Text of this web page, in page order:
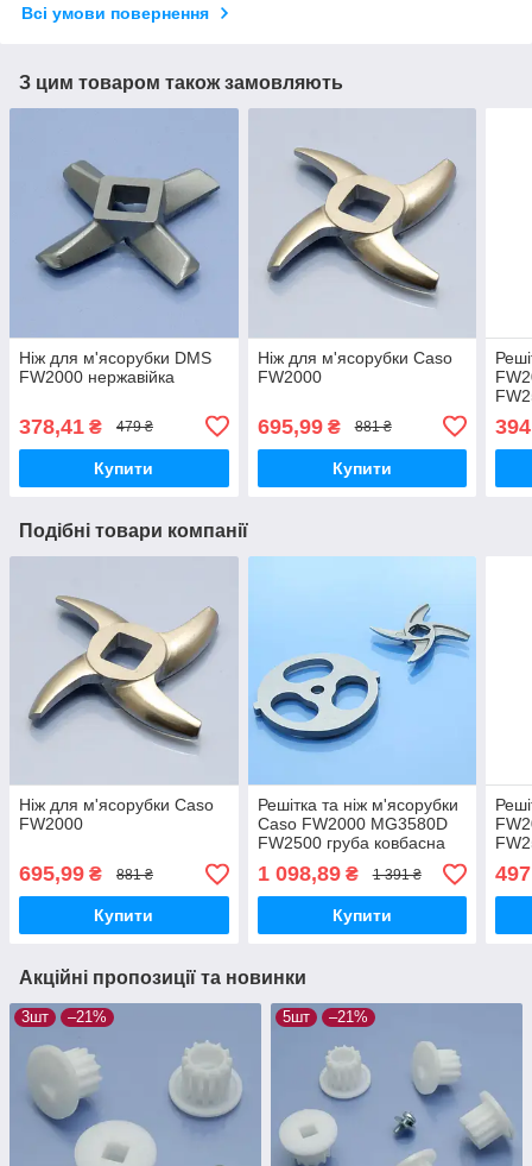
Всі умови повернення
З цим товаром також замовляють
Ніж для м'ясорубки DMS
FW2000 нержавійка
378,41 ₴ 479 ₴
Купити
Ніж для м'ясорубки Caso
FW2000
695,99₴ 881 ₴
Купити
Подібні товари компанії
Ніж для м'ясорубки Caso
FW2000
695,99 ₴ 881 ₴
Купити
Решітка та ніж м'ясорубки
Caso FW2000 MG3580D
FW2500 груба ковбасна
оригінал нержавійка
1 098,89₴ 1 391 ₴
Купити
Акційні пропозиції та новинки
3шт –21% 5шт –21%